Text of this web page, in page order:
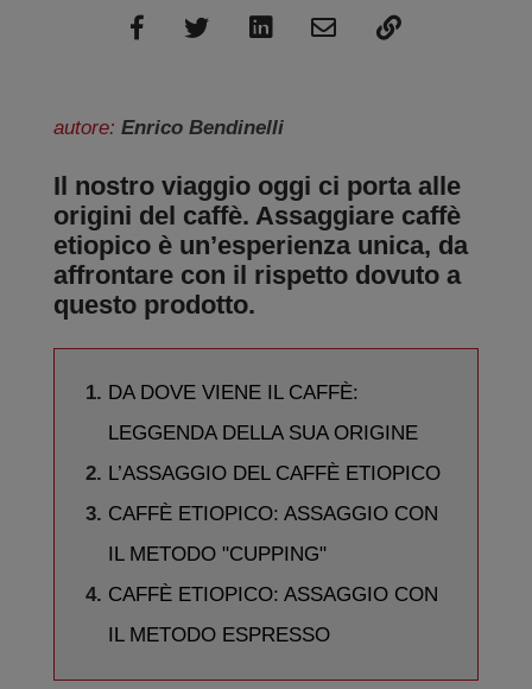
autore: Enrico Bendinelli
Il nostro viaggio oggi ci porta alle
origini del caffè. Assaggiare caffè
etiopico è un’esperienza unica, da
affrontare con il rispetto dovuto a
questo prodotto.
DA DOVE VIENE IL CAFFÈ:
LEGGENDA DELLA SUA ORIGINE
L’ASSAGGIO DEL CAFFÈ ETIOPICO
CAFFÈ ETIOPICO: ASSAGGIO CON
IL METODO "CUPPING"
CAFFÈ ETIOPICO: ASSAGGIO CON
IL METODO ESPRESSO